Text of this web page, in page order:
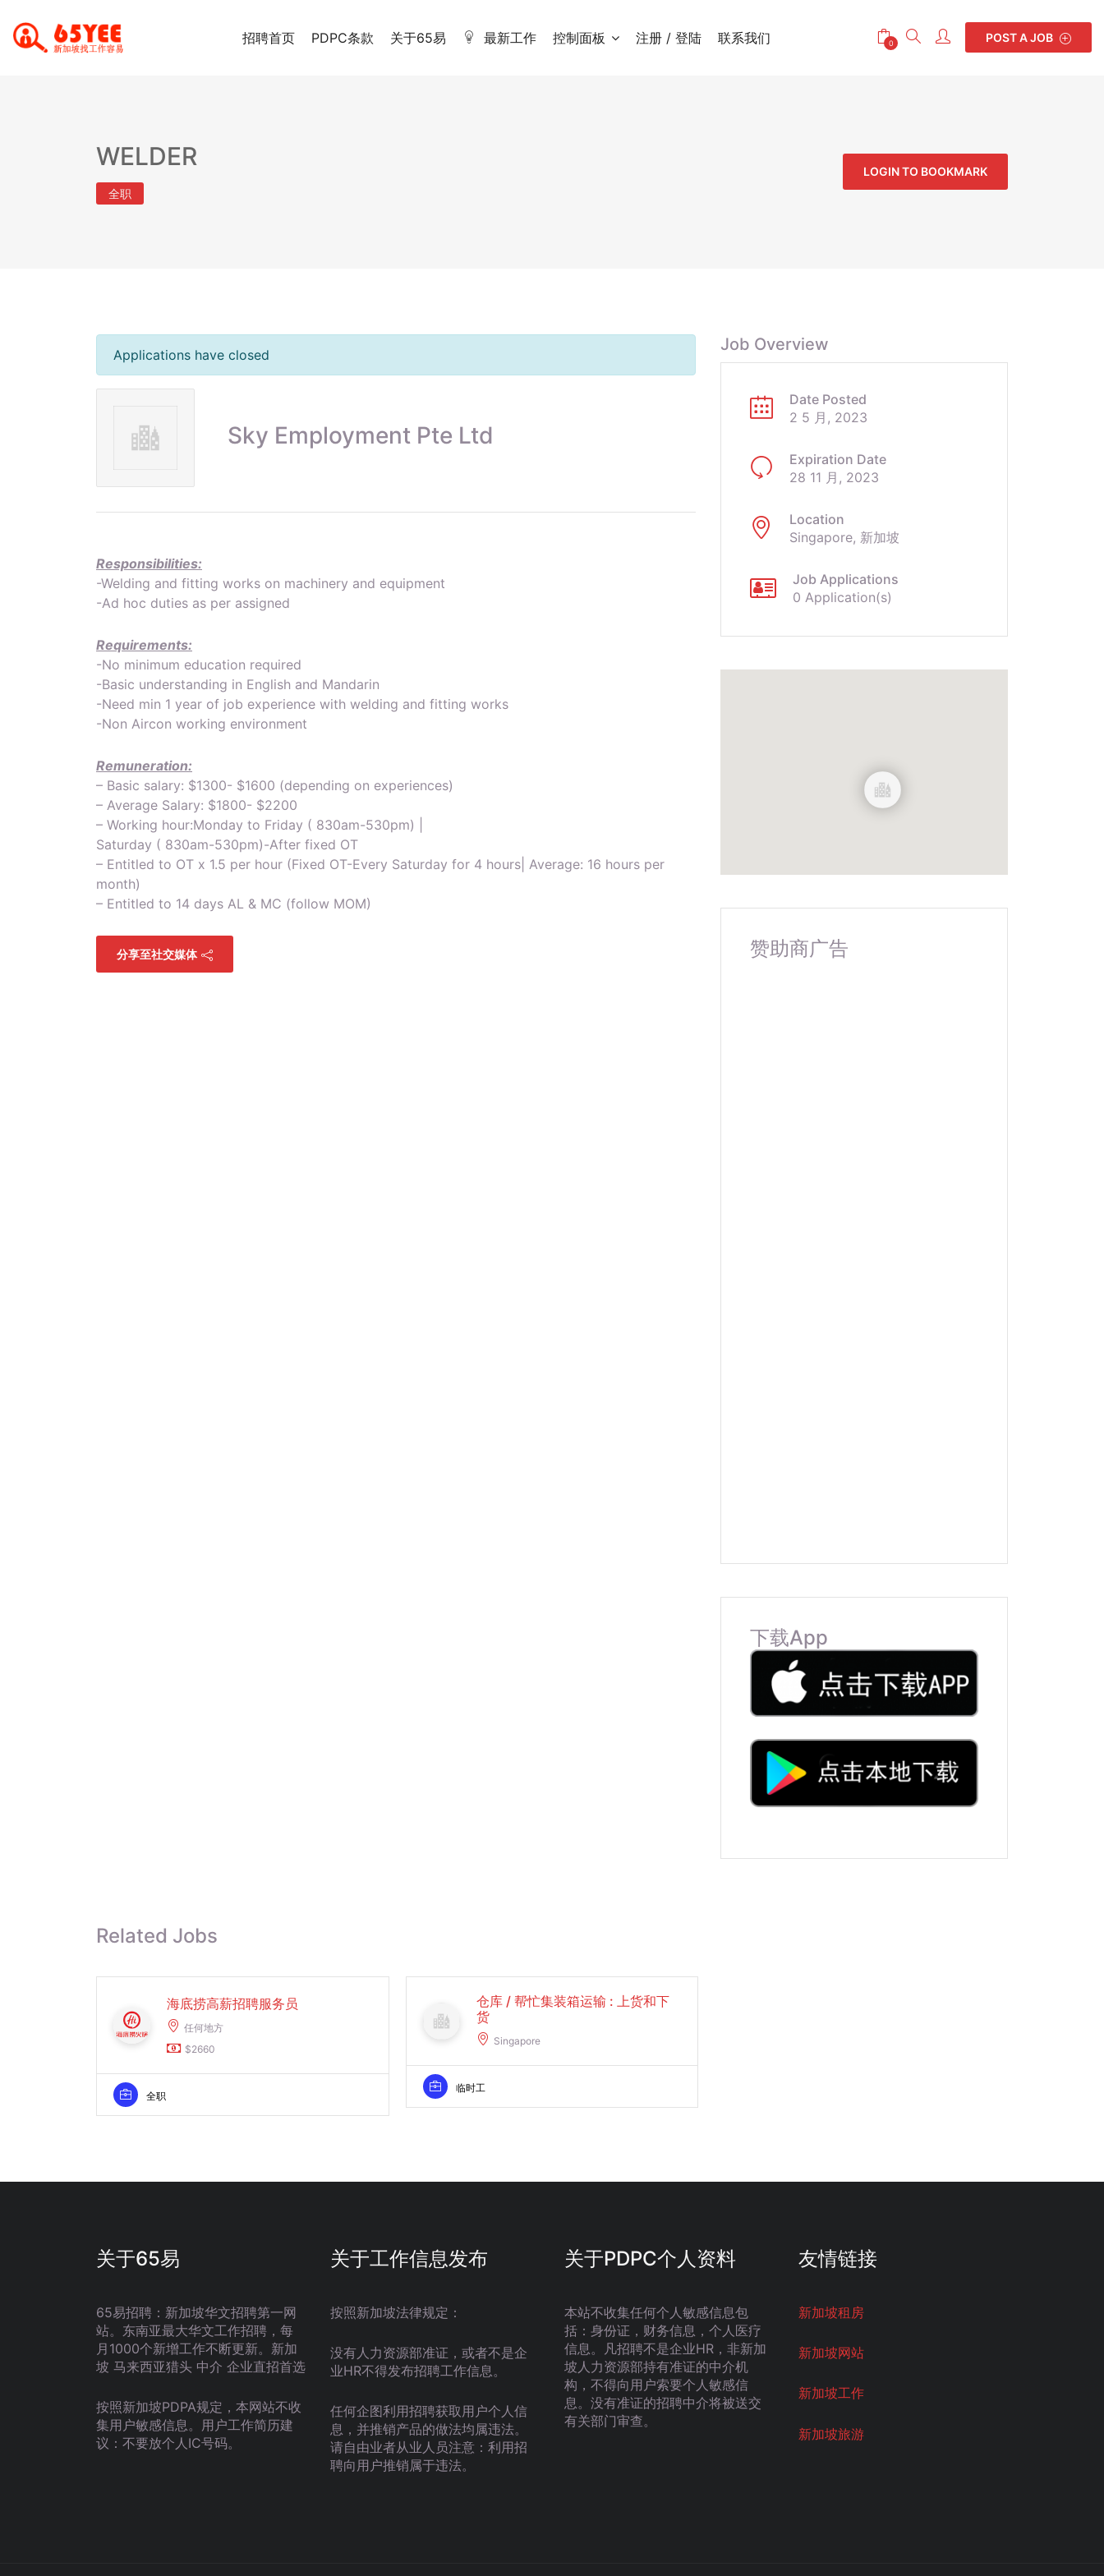
招聘首页 PDPC条款 关于65易 最新工作 控制面板 注册 / 登陆 联系我们 0 POST A JOB
WELDER
全职
LOGIN TO BOOKMARK
Applications have closed
Sky Employment Pte Ltd
Responsibilities:
-Welding and fitting works on machinery and equipment
-Ad hoc duties as per assigned
Requirements:
-No minimum education required
-Basic understanding in English and Mandarin
-Need min 1 year of job experience with welding and fitting works
-Non Aircon working environment
Remuneration:
– Basic salary: $1300- $1600 (depending on experiences)
– Average Salary: $1800- $2200
– Working hour:Monday to Friday ( 830am-530pm) |
Saturday ( 830am-530pm)-After fixed OT
– Entitled to OT x 1.5 per hour (Fixed OT-Every Saturday for 4 hours| Average: 16 hours per
month)
– Entitled to 14 days AL & MC (follow MOM)
分享至社交媒体
Job Overview
Date Posted
2 5 月, 2023
Expiration Date
28 11 月, 2023
Location
Singapore, 新加坡
Job Applications
0 Application(s)
赞助商广告
下载App
Related Jobs
海底捞高薪招聘服务员
任何地方
$2660
全职
仓库 / 帮忙集装箱运输 : 上货和下
货
Singapore
临时工
关于65易
65易招聘：新加坡华文招聘第一网
站。东南亚最大华文工作招聘，每
月1000个新增工作不断更新。新加
坡 马来西亚猎头 中介 企业直招首选
按照新加坡PDPA规定，本网站不收
集用户敏感信息。用户工作简历建
议：不要放个人IC号码。
关于工作信息发布
按照新加坡法律规定：
没有人力资源部准证，或者不是企
业HR不得发布招聘工作信息。
任何企图利用招聘获取用户个人信
息，并推销产品的做法均属违法。
请自由业者从业人员注意：利用招
聘向用户推销属于违法。
关于PDPC个人资料
本站不收集任何个人敏感信息包
括：身份证，财务信息，个人医疗
信息。凡招聘不是企业HR，非新加
坡人力资源部持有准证的中介机
构，不得向用户索要个人敏感信
息。没有准证的招聘中介将被送交
有关部门审查。
友情链接
新加坡租房
新加坡网站
新加坡工作
新加坡旅游